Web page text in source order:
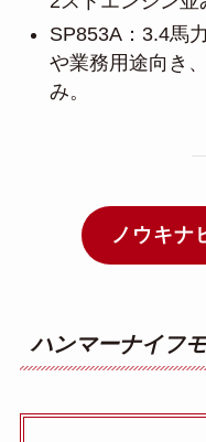
SP853A：3.4馬
や業務用途向き
み。
ノウキナ
ハンマーナイフ